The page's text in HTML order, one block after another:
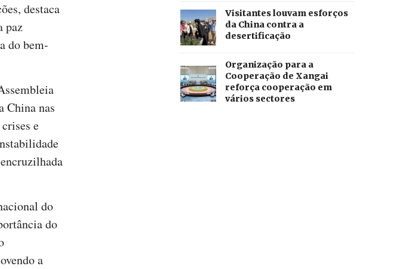
destaca
paz
do bem-
China nas
e
do
do
a
Visitantes louvam esforços
da China contra a
desertificação
Organização para a
Cooperação de Xangai
reforça cooperação em
vários sectores